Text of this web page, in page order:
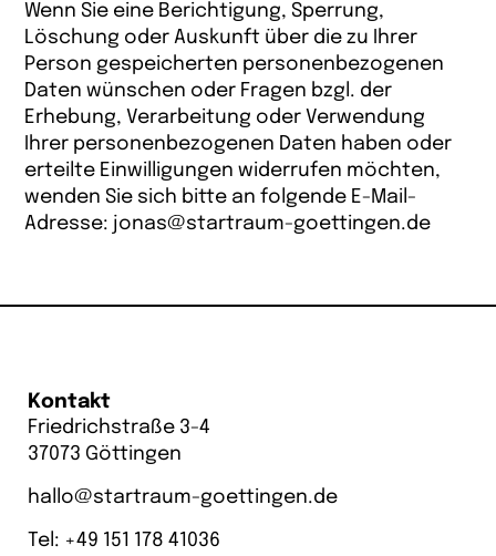
Wenn Sie eine Berichtigung, Sperrung,
Löschung oder Auskunft über die zu Ihrer
Person gespeicherten personenbezogenen
Daten wünschen oder Fragen bzgl. der
Erhebung, Verarbeitung oder Verwendung
Ihrer personenbezogenen Daten haben oder
erteilte Einwilligungen widerrufen möchten,
wenden Sie sich bitte an folgende E-Mail-
Adresse: jonas@startraum-goettingen.de
Kontakt
Friedrichstraße 3-4
37073 Göttingen
hallo@startraum-goettingen.de
Tel: +49 151 178 41036